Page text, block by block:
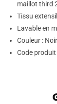
maillot third
Tissu
Lavable en
Couleur : Noir
Code